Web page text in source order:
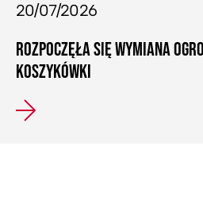
20/07/2026
ROZPOCZĘŁA SIĘ WYMIANA
KOSZYKÓWKI